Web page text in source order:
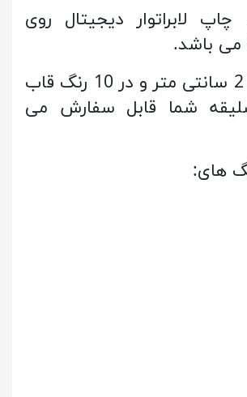
چاپ لابراتوار دیجیتال روی
می باشد.
قاب تابلو ها 2 سانتی متر و در 10 رنگ قاب
شما قابل سفارش می
های: